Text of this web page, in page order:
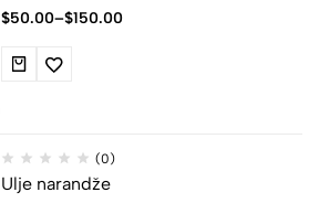
$50.00–$150.00
(0)
Ulje narandže